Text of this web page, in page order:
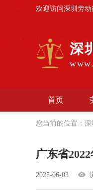
欢迎访问深圳劳动
深
首页
您当前的位置： 深
广东省
2025-06-03